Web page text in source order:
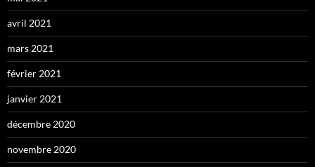
avril 2021
mars 2021
février 2021
janvier 2021
décembre 2020
novembre 2020